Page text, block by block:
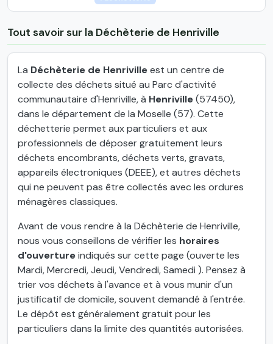
Tout savoir sur la Déchèterie de Henriville
La Déchèterie de Henrivilleest un centre de
collecte des déchets situé au Parc d'activité
communautaire d'Henriville, à Henriville(57450),
dans le département de la Moselle (57). Cette
déchetterie permet aux particuliers et aux
professionnels de déposer gratuitement leurs
déchets encombrants, déchets verts, gravats,
appareils électroniques (DEEE), et autres déchets
qui ne peuvent pas être collectés avec les ordures
ménagères classiques.
Avant de vous rendre à la Déchèterie de Henriville,
nous vous conseillons de vérifier les horaires
d'ouvertureindiqués sur cette page (ouverte les
Mardi, Mercredi, Jeudi, Vendredi, Samedi ). Pensez à
trier vos déchets à l'avance et à vous munir d'un
justificatif de domicile, souvent demandé à l'entrée.
Le dépôt est généralement gratuit pour les
particuliers dans la limite des quantités autorisées.